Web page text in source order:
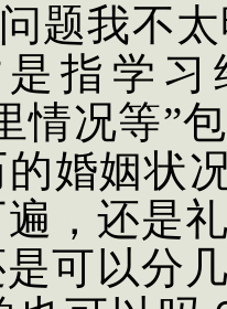
题我不
指学
情况等”
婚姻状
，还是
可以分